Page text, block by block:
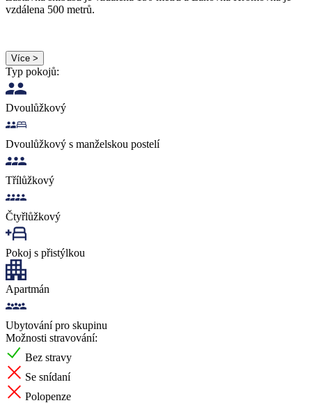
vzdálena 500 metrů.
Více >
Typ pokojů:
Dvoulůžkový
Dvoulůžkový s manželskou postelí
Třílůžkový
Čtyřlůžkový
Pokoj s přistýlkou
Apartmán
Ubytování pro skupinu
Možnosti stravování:
Bez stravy
Se snídaní
Polopenze